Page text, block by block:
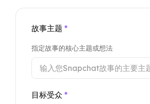
故事主题 *
指定故事的核心主题或想法
目标受众 *